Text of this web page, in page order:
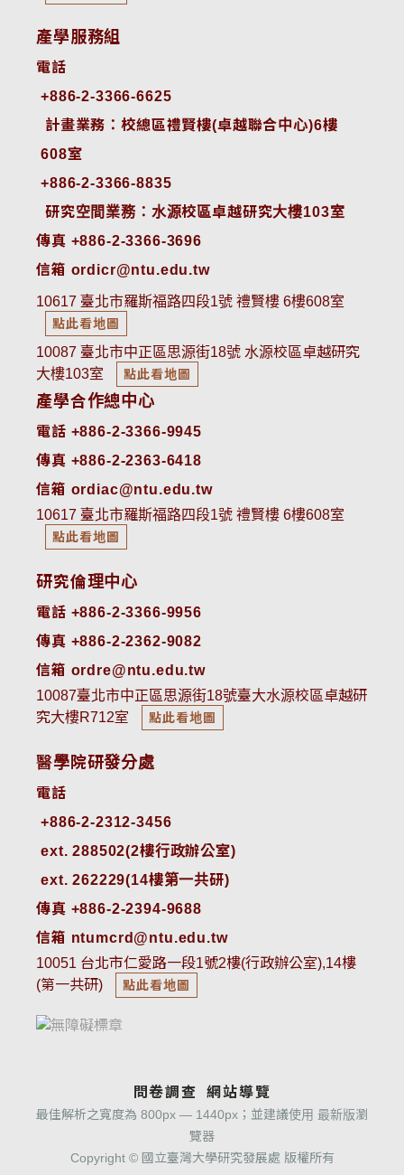
產學服務組
電話
+886-2-3366-6625
計畫業務：校總區禮賢樓(卓越聯合中心)6樓
608室
+886-2-3366-8835
研究空間業務：水源校區卓越研究大樓103室
傳真 +886-2-3366-3696
信箱 ordicr@ntu.edu.tw
10617 臺北市羅斯福路四段1號 禮賢樓 6樓608室
點此看地圖
10087 臺北市中正區思源街18號 水源校區卓越研究
大樓103室
點此看地圖
產學合作總中心
電話 +886-2-3366-9945
傳真 +886-2-2363-6418
信箱 ordiac@ntu.edu.tw
10617 臺北市羅斯福路四段1號 禮賢樓 6樓608室
點此看地圖
研究倫理中心
電話 +886-2-3366-9956
傳真 +886-2-2362-9082
信箱 ordre@ntu.edu.tw
10087臺北市中正區思源街18號臺大水源校區卓越研
究大樓R712室
點此看地圖
醫學院研發分處
電話
ext. 288502(2樓行政辦公室)
ext. 262229(14樓第一共研)
傳真 +886-2-2394-9688
信箱 ntumcrd@ntu.edu.tw
10051 台北市仁愛路一段1號2樓(行政辦公室),14樓
(第一共研)
點此看地圖
問卷調查 網站導覽
最佳解析之寬度為 800px — 1440px；並建議使用 最新版瀏
覽器
Copyright © 國立臺灣大學研究發展處 版權所有